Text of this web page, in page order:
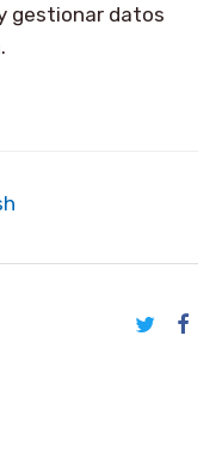
gestionar datos